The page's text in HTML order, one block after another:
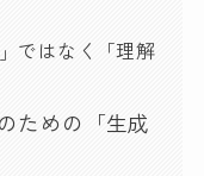
ではなく「理解
ための「生成